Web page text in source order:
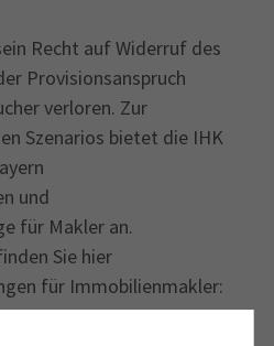
Recht auf Widerruf des
Provisionsanspruch
verloren. Zur
Szenarios bietet die IHK
und
für Makler an.
Sie hier
für Immobilienmakler: